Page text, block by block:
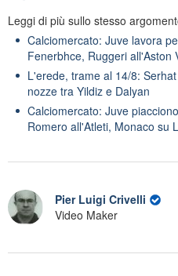
Leggi di più sullo stesso
Calciomercato: Juve lavora
Fenerbhce, Ruggeri all'Aston
L'erede, trame al 14/8:
nozze tra Yildiz e Dalyan
Calciomercato: Juve
Romero all'Atleti, Monaco su
Pier Luigi Crivelli
Video Maker